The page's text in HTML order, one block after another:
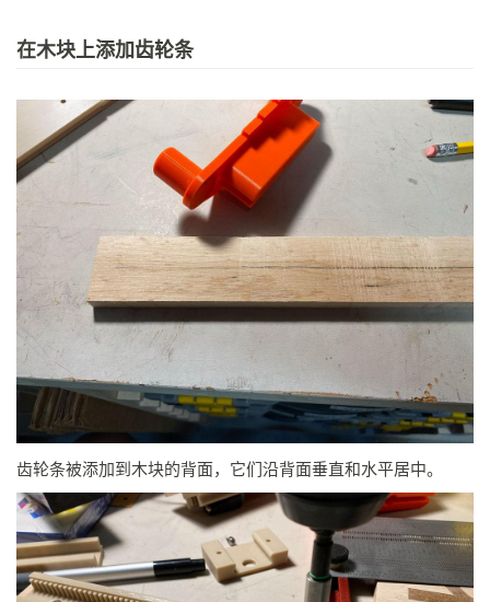
在木块上添加齿轮条
齿轮条被添加到木块的背面，它们沿背面垂直和水平居中。